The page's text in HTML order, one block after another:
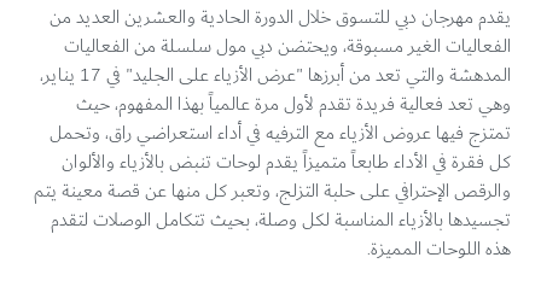
يقدم مهرجان دبي للتسوق خلال الدورة الحادية والعشرين العديد من
الفعاليات الغير مسبوقة، ويحتضن دبي مول سلسلة من الفعاليات
المدهشة والتي تعد من أبرزها "عرض الأزياء على الجليد" في 17 يناير،
وهي تعد فعالية فريدة تقدم لأول مرة عالمياً بهذا المفهوم، حيث
تمتزج فيها عروض الأزياء مع الترفيه في أداء استعراضي راق، وتحمل
كل فقرة في الأداء طابعاً متميزاً يقدم لوحات تنبض بالأزياء والألوان
والرقص الإحترافي على حلبة التزلج، وتعبر كل منها عن قصة معينة يتم
تجسيدها بالأزياء المناسبة لكل وصلة، بحيث تتكامل الوصلات لتقدم
هذه اللوحات المميزة.